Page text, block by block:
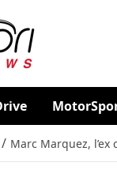
/ Marc Marquez,